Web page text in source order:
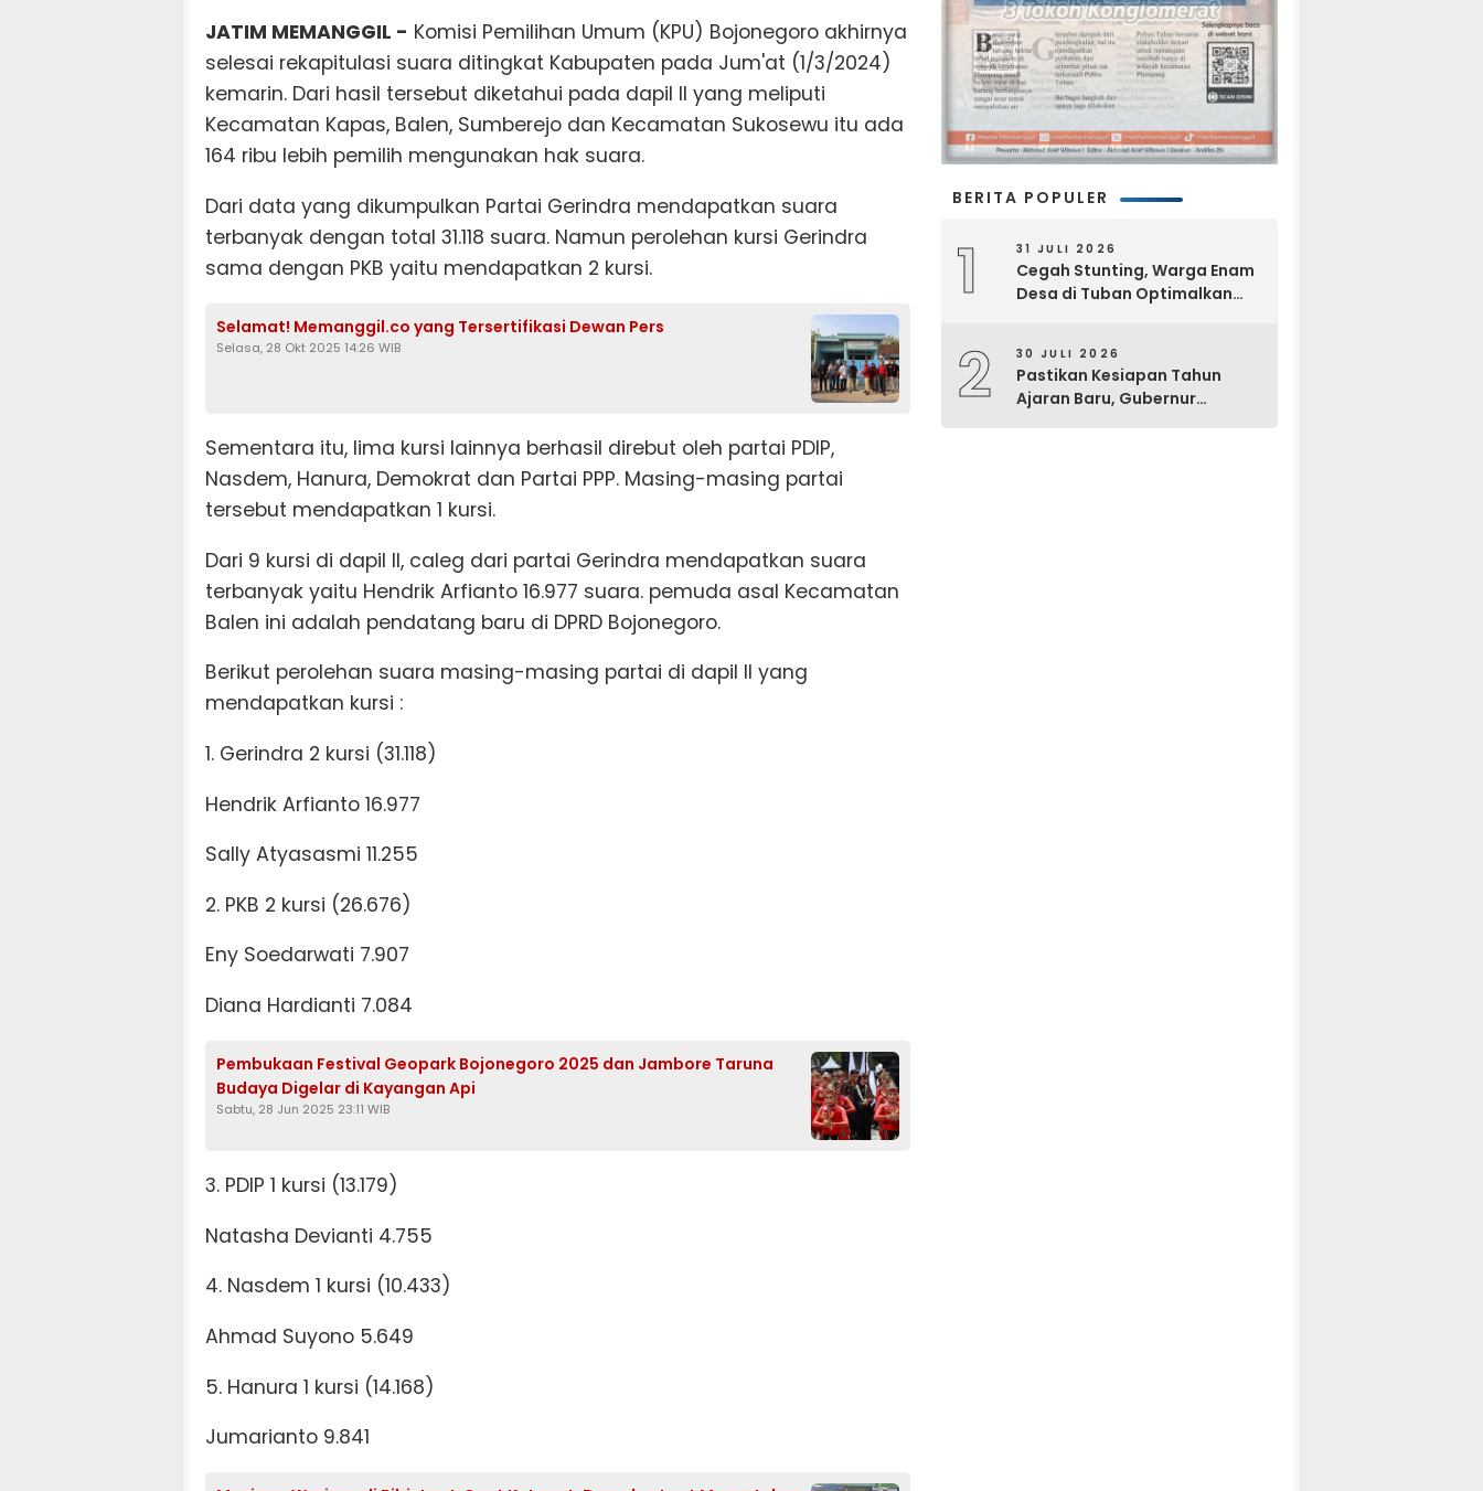
JATIM MEMANGGIL - Komisi Pemilihan Umum (KPU) Bojonegoro akhirnya
selesai rekapitulasi suara ditingkat Kabupaten pada Jum'at (1/3/2024)
kemarin. Dari hasil tersebut diketahui pada dapil II yang meliputi
Kecamatan Kapas, Balen, Sumberejo dan Kecamatan Sukosewu itu ada
164 ribu lebih pemilih mengunakan hak suara.
Dari data yang dikumpulkan Partai Gerindra mendapatkan suara
terbanyak dengan total 31.118 suara. Namun perolehan kursi Gerindra
sama dengan PKB yaitu mendapatkan 2 kursi.
Selamat! Memanggil.co yang Tersertifikasi Dewan Pers
Selasa, 28 Okt 2025 14:26 WIB
Sementara itu, lima kursi lainnya berhasil direbut oleh partai PDIP,
Nasdem, Hanura, Demokrat dan Partai PPP. Masing-masing partai
tersebut mendapatkan 1 kursi.
Dari 9 kursi di dapil II, caleg dari partai Gerindra mendapatkan suara
terbanyak yaitu Hendrik Arfianto 16.977 suara. pemuda asal Kecamatan
Balen ini adalah pendatang baru di DPRD Bojonegoro.
Berikut perolehan suara masing-masing partai di dapil II yang
mendapatkan kursi :
1. Gerindra 2 kursi (31.118)
Hendrik Arfianto 16.977
Sally Atyasasmi 11.255
2. PKB 2 kursi (26.676)
Eny Soedarwati 7.907
Diana Hardianti 7.084
Pembukaan Festival Geopark Bojonegoro 2025 dan Jambore Taruna
Budaya Digelar di Kayangan Api
Sabtu, 28 Jun 2025 23:11 WIB
3. PDIP 1 kursi (13.179)
Natasha Devianti 4.755
4. Nasdem 1 kursi (10.433)
Ahmad Suyono 5.649
5. Hanura 1 kursi (14.168)
Jumarianto 9.841
BERITA POPULER
1 31 JULI 2026
Cegah Stunting, Warga Enam
Desa di Tuban Optimalkan
2 30 JULI 2026
Pastikan Kesiapan Tahun
Ajaran Baru, Gubernur